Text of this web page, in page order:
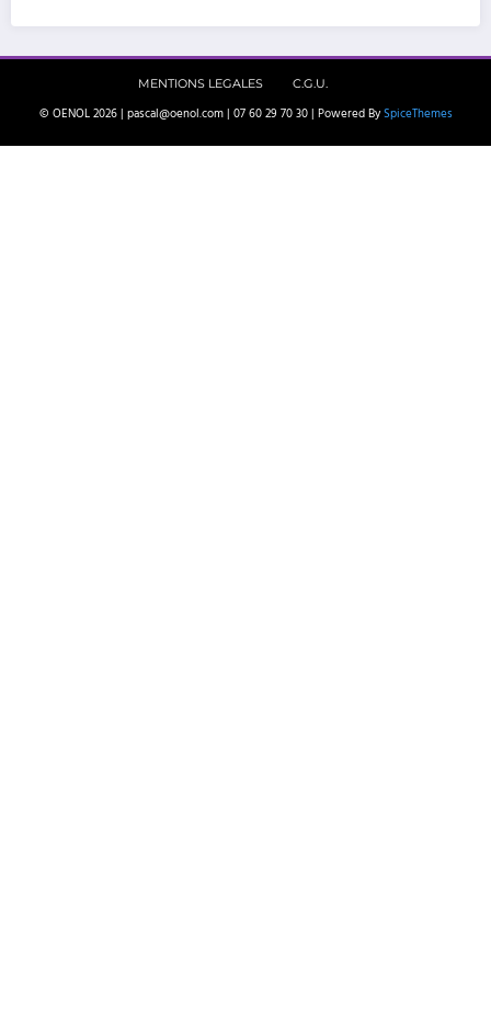
MENTIONS LEGALES C.G.U.
© OENOL 2026 | pascal@oenol.com | 07 60 29 70 30 | Powered By SpiceThemes